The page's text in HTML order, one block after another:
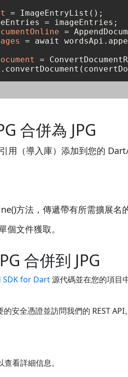
= ImageEntryList();
=
= await
=
合併為 JPG
用（導入庫）添加到您的
方法，傳遞帶有所需擴展名
個文件獲取。
合併到 JPG
SDK for Dart源代碼並在您的項目
安全憑證並訪問我們的 REST API。
查看詳細信息。